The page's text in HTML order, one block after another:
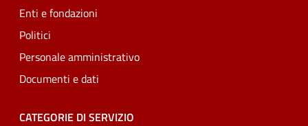
Enti e fondazioni
Politici
Personale amministrativo
Documenti e dati
CATEGORIE DI SERVIZIO